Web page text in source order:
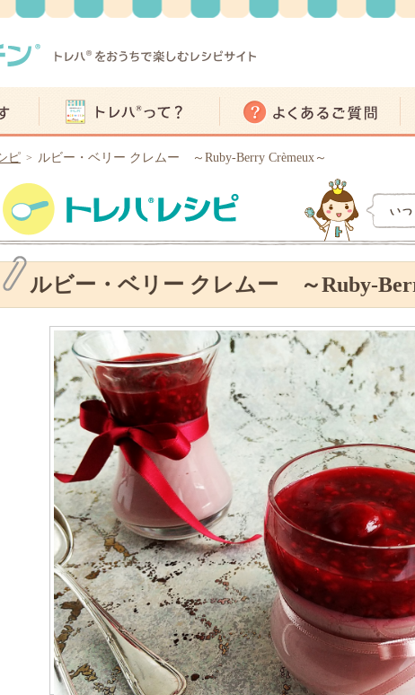
ピ > ルビー・ベリー クレムー ～Ruby-Berry Crèmeux～
ルビー・ベリー クレムー ～Ruby-